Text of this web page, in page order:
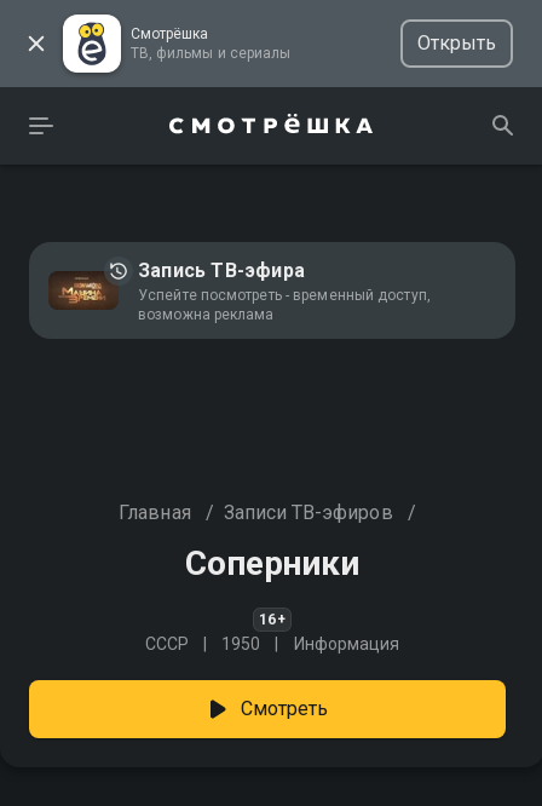
Смотрёшка
ТВ, фильмы и сериалы
Открыть
Запись ТВ-эфира
Успейте посмотреть - временный доступ,
возможна реклама
Главная / Записи ТВ-эфиров /
Соперники
16+
СССР 1950 Информация
Смотреть